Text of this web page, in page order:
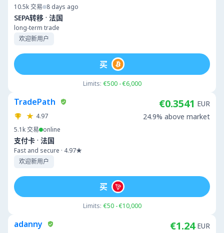
10.5k交易 8 days ago
SEPA转移 · 法国
long-term trade
欢迎新用户
Limits: €500 - €6,000
买
TradePath
4.97
5.1k交易 online
支付卡 · 法国
Fast and secure · 4.97★
欢迎新用户
€0.3541 EUR
24.9% above market
Limits: €50 - €10,000
买
adanny €1.24 EUR